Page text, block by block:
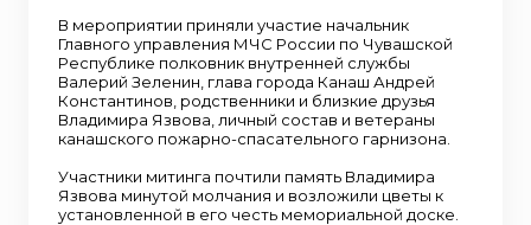
В мероприятии приняли участие начальник
Главного управления МЧС России по Чувашской
Республике полковник внутренней службы
Валерий Зеленин, глава города Канаш Андрей
Константинов, родственники и близкие друзья
Владимира Язвова, личный состав и ветераны
канашского пожарно-спасательного гарнизона.
Участники митинга почтили память Владимира
Язвова минутой молчания и возложили цветы к
установленной в его честь мемориальной доске.